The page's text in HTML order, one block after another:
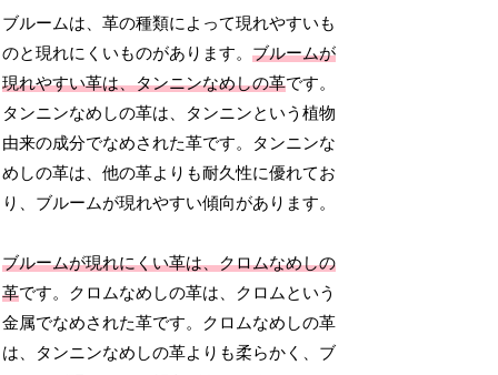
ブルームは、革の種類によって現れやすいも
のと現れにくいものがあります。ブルームが
現れやすい革は、タンニンなめしの革です。
タンニンなめしの革は、タンニンという植物
由来の成分でなめされた革です。タンニンな
めしの革は、他の革よりも耐久性に優れてお
り、ブルームが現れやすい傾向があります。
ブルームが現れにくい革は、クロムなめしの
革です。クロムなめしの革は、クロムという
金属でなめされた革です。クロムなめしの革
は、タンニンなめしの革よりも柔らかく、ブ